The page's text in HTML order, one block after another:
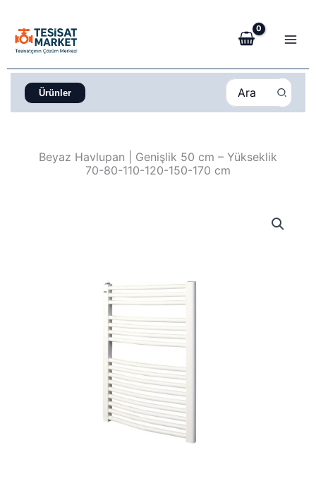
atla
Ürünler
Search
for:
Beyaz Havlupan | Genişlik 50 cm – Yükseklik
70-80-110-120-150-170 cm